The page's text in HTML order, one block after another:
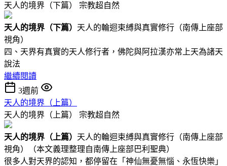
天人的境界（下篇） 宗教超自然
天人的境界（下篇） 天人的輪迴束縛與真實修行（南傳上座部
視角）
四、天界有真實的天人修行者，佛陀與阿拉漢亦常上天為諸天
說法
繼續閱讀
3週前
天人的境界（上篇）
天人的境界（上篇） 宗教超自然
天人的境界（ 上篇） 天人的輪迴束縛與真實修行（南傳上座部
視角）（本文義理整理自南傳上座部巴利聖典）
很多人對天界的認知，都停留在「神仙無憂無惱、永恆快樂」